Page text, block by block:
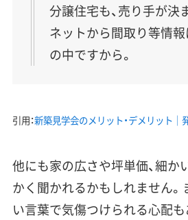
分譲住宅も、売り手が決
ネットから間取り等情
の中ですから。
引用：新築見学会のメリット・デメリット｜
他にも家の広さや坪単価、細か
かく聞かれるかもしれません。
い言葉で気傷つけられる心配も